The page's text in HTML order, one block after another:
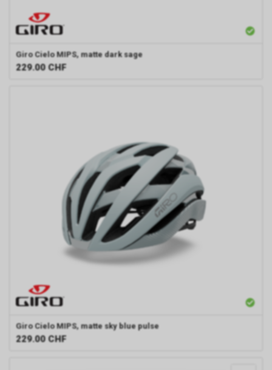
Giro Cielo MIPS, matte dark sage
229.00 CHF
Giro Cielo MIPS, matte sky blue pulse
229.00 CHF